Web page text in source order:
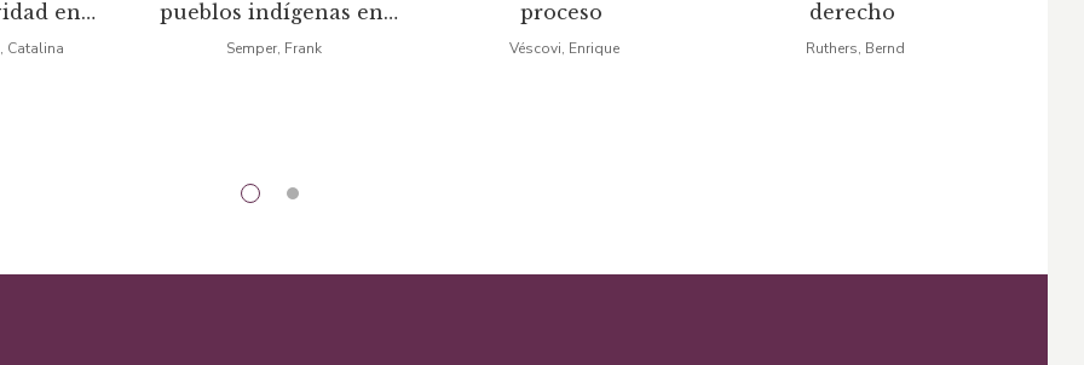
en
actual
Catalina
pueblos indígenas en
Colombia
original
Semper, Frank
proceso
original
Véscovi, Enrique
derecho
original
Ruthers, Bernd